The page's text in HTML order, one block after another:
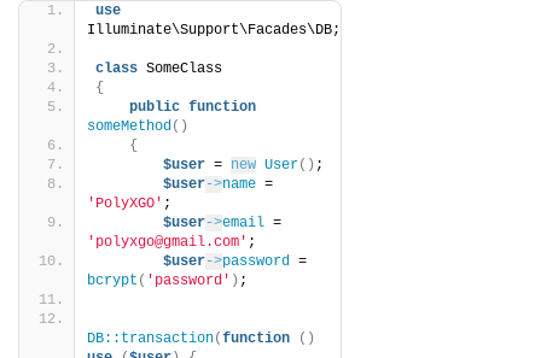
use
Illuminate\Support\Facades\DB;
class SomeClass
{
public function
someMethod ()
{
$user = new User() ;
$user->name
'PolyXGO' ;
$user->email
'polyxgo@gmail.com' ;
$user->password
bcrypt ( 'password' ) ;
DB::transaction(function
()